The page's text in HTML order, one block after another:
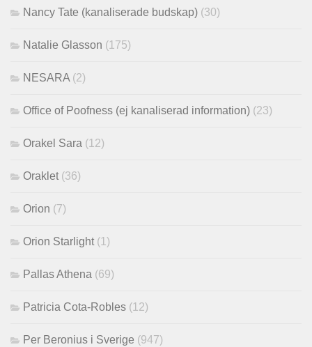
Nancy Tate (kanaliserade budskap) (30)
Natalie Glasson (175)
NESARA (2)
Office of Poofness (ej kanaliserad information) (23)
Orakel Sara (12)
Oraklet (36)
Orion (7)
Orion Starlight (1)
Pallas Athena (69)
Patricia Cota-Robles (12)
Per Beronius i Sverige (947)